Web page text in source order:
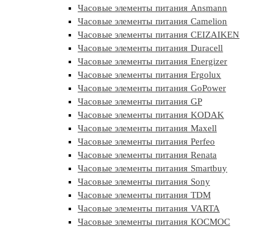
Часовые элементы питания Ansmann
Часовые элементы питания Camelion
Часовые элементы питания CEIZAIKEN
Часовые элементы питания Duracell
Часовые элементы питания Energizer
Часовые элементы питания Ergolux
Часовые элементы питания GoPower
Часовые элементы питания GP
Часовые элементы питания KODAK
Часовые элементы питания Maxell
Часовые элементы питания Perfeo
Часовые элементы питания Renata
Часовые элементы питания Smartbuy
Часовые элементы питания Sony
Часовые элементы питания TDM
Часовые элементы питания VARTA
Часовые элементы питания КОСМОС